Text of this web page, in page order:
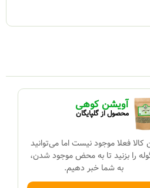
آویشن کوهی
محصول از گلپایگان
کالا فعلا موجود نیست اما می‌توانید
را بزنید تا به محض موجود شدن،
به شما خبر دهیم.